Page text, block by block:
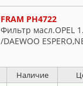
FRAM PH4722
Фильтр масл.OPEL
/DAEWOO
Наличие